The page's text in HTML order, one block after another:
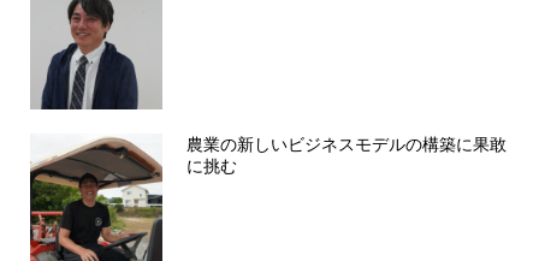
農業の新しいビジネスモデルの構築に果敢
に挑む